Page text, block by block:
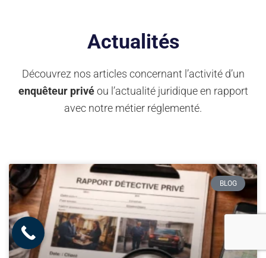
Actualités
Découvrez nos articles concernant l’activité d’un
enquêteur privéou l’actualité juridique en rapport
avec notre métier réglementé.
BLOG